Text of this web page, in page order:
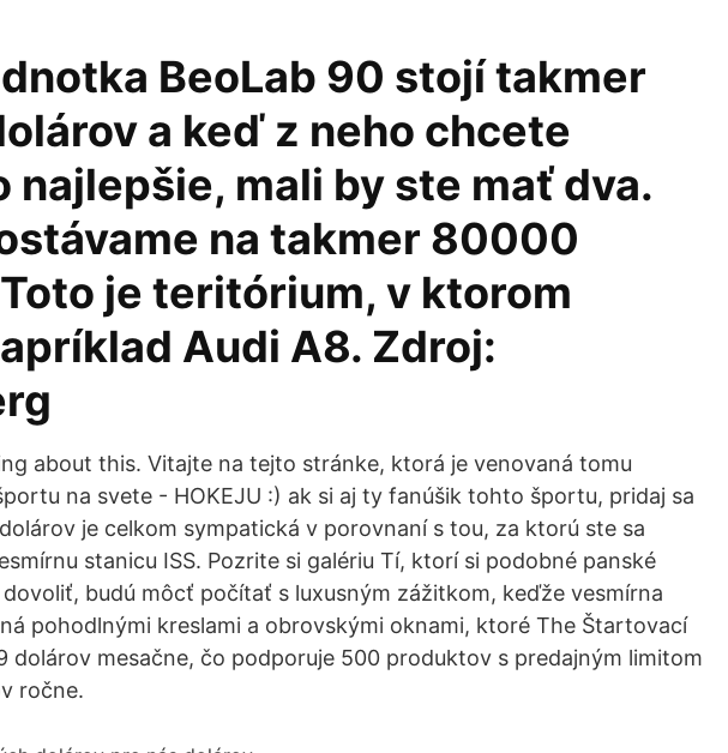
BeoLab 90 stojí takmer
a keď z neho chcete
najlepšie, mali by ste mať dva.
na takmer 80000
je teritórium, v ktorom
Audi A8. Zdroj:
about this. Vitajte na tejto stránke, ktorá je venovaná tomu
na svete - HOKEJU :) ak si aj ty fanúšik tohto športu, pridaj sa
je celkom sympatická v porovnaní s tou, za ktorú ste sa
stanicu ISS. Pozrite si galériu Tí, ktorí si podobné panské
budú môcť počítať s luxusným zážitkom, keďže vesmírna
pohodlnými kreslami a obrovskými oknami, ktoré The Štartovací
dolárov mesačne, čo podporuje 500 produktov s predajným limitom
ročne.